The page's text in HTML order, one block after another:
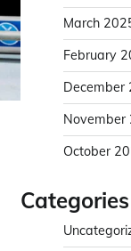
March
February
December
November
October
Categories